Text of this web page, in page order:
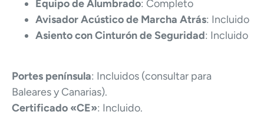
Equipo de Alumbrado: Completo
Avisador Acústico de Marcha Atrás: Incluido
Asiento con Cinturón de Seguridad: Incluido
Portes península: Incluidos (consultar para
Baleares y Canarias).
Certificado «CE»: Incluido.